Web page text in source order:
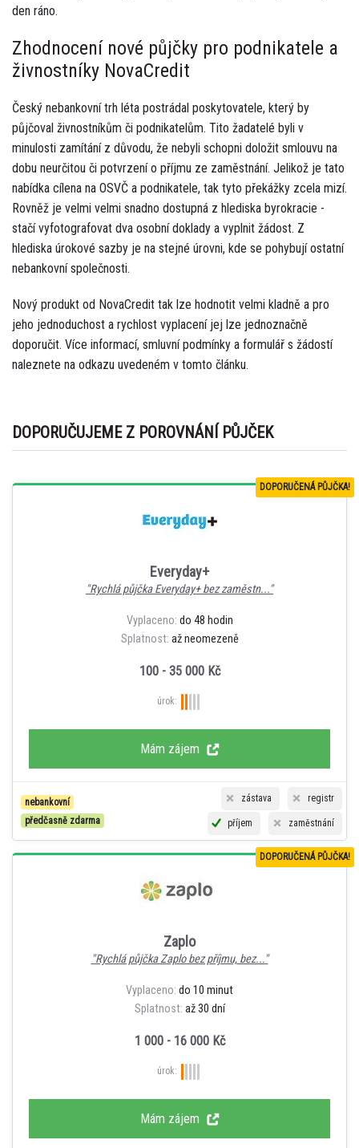
den ráno.
Zhodnocení nové půjčky pro podnikatele a
živnostníky NovaCredit
Český nebankovní trh léta postrádal poskytovatele, který by
půjčoval živnostníkům či podnikatelům. Tito žadatelé byli v
minulosti zamítání z důvodu, že nebyli schopni doložit smlouvu na
dobu neurčitou či potvrzení o příjmu ze zaměstnání. Jelikož je tato
nabídka cílena na OSVČ a podnikatele, tak tyto překážky zcela mizí.
Rovněž je velmi velmi snadno dostupná z hlediska byrokracie -
stačí vyfotografovat dva osobní doklady a vyplnit žádost. Z
hlediska úrokové sazby je na stejné úrovni, kde se pohybují ostatní
nebankovní společnosti.
Nový produkt od NovaCredit tak lze hodnotit velmi kladně a pro
jeho jednoduchost a rychlost vyplacení jej lze jednoznačně
doporučit. Více informací, smluvní podmínky a formulář s žádostí
naleznete na odkazu uvedeném v tomto článku.
DOPORUČUJEME Z POROVNÁNÍ PŮJČEK
DOPORUČENÁ PŮJČKA!
Everyday+
"Rychlá půjčka Everyday+ bez zaměstn..."
Vyplaceno: do 48 hodin
Splatnost: až neomezeně
100 - 35 000 Kč
úrok:
Mám zájem
nebankovní
předčasně zdarma
registr
zástava
zaměstnání
příjem
DOPORUČENÁ PŮJČKA!
Zaplo
"Rychlá půjčka Zaplo bez příjmu, bez..."
Vyplaceno: do 10 minut
Splatnost: až 30 dní
1 000 - 16 000 Kč
úrok:
Mám zájem